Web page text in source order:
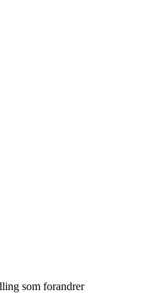
som forandrer